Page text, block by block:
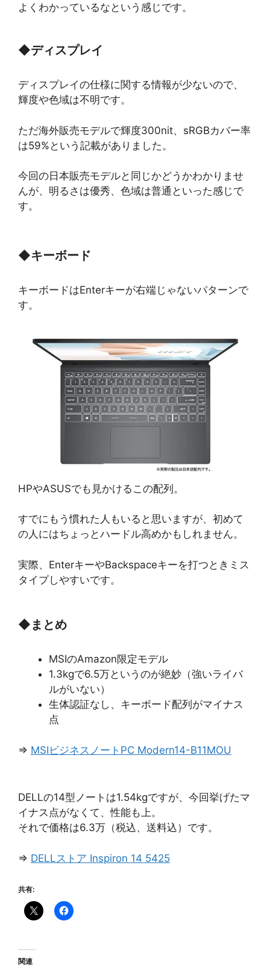
よくわかっているなという感じです。
◆ディスプレイ
ディスプレイの仕様に関する情報が少ないので、
輝度や色域は不明です。
ただ海外販売モデルで輝度300nit、sRGBカバー率
は59%という記載がありました。
今回の日本販売モデルと同じかどうかわかりませ
んが、明るさは優秀、色域は普通といった感じで
す。
◆キーボード
キーボードはEnterキーが右端じゃないパターンで
す。
HPやASUSでも見かけるこの配列。
すでにもう慣れた人もいると思いますが、初めて
の人にはちょっとハードル高めかもしれません。
実際、EnterキーやBackspaceキーを打つときミス
タイプしやすいです。
◆まとめ
MSIのAmazon限定モデル
1.3kgで6.5万というのが絶妙（強いライバ
ルがいない）
生体認証なし、キーボード配列がマイナス
点
⇒ MSIビジネスノートPC Modern14-B11MOU
DELLの14型ノートは1.54kgですが、今回挙げたマ
イナス点がなくて、性能も上。
それで価格は6.3万（税込、送料込）です。
⇒ DELLストア Inspiron 14 5425
共有:
関連